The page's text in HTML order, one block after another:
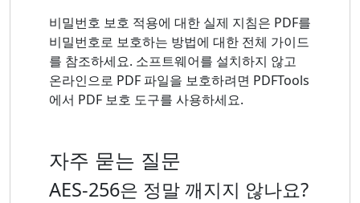
비밀번호 보호 적용에 대한 실제 지침은 PDF를
비밀번호로 보호하는 방법에 대한 전체 가이드
를 참조하세요. 소프트웨어를 설치하지 않고
온라인으로 PDF 파일을 보호하려면 PDFTools
에서 PDF 보호 도구를 사용하세요.
자주 묻는 질문
AES-256은 정말 깨지지 않나요?